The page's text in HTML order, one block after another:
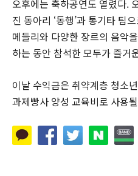
오후에는 축하공연도 열렸다.
진 동아리 ‘동행’과 통기타 팀
메들리와 다양한 장르의 음악
하는 동안 참석한 모두가 즐거
이날 수익금은 취약계층 청소
과제빵사 양성 교육비로 사용